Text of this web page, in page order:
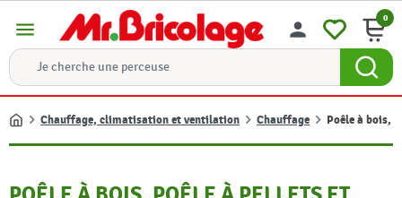
menu person 0
Accueil
Chauffage, climatisation et ventilation Chauffage Poêle à bois,